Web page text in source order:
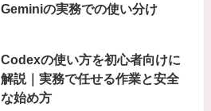
Geminiの実務での使い分け
Codexの使い方を初心者向けに
解説｜実務で任せる作業と安全
な始め方